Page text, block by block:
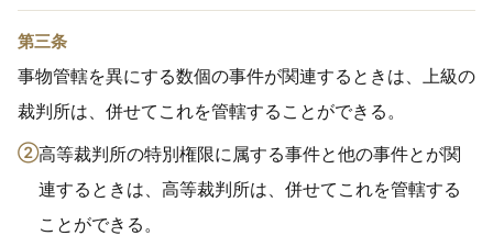
第三条
事物管轄を異にする数個の事件が関連するときは、上級の
裁判所は、併せてこれを管轄することができる。
②高等裁判所の特別権限に属する事件と他の事件とが関
連するときは、高等裁判所は、併せてこれを管轄する
ことができる。